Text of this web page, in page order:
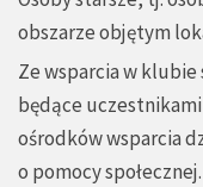
obszarze objętym
Ze wsparcia w klubie
będące
ośrodków wsparcia
o pomocy społecznej.